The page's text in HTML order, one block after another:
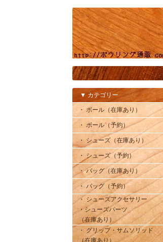
▼ カテゴリー
・ ボール（在庫あり）
・ ボール（予約）
・ シューズ（在庫あり）
・ シューズ（予約）
・ バッグ（在庫あり）
・ バッグ（予約）
・ シューズアクセサリー
・シューズパーツ
（在庫あり）
・ グリップ・サムソリッド
（在庫あり）